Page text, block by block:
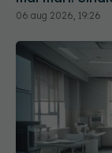
06 aug 2026, 19:26